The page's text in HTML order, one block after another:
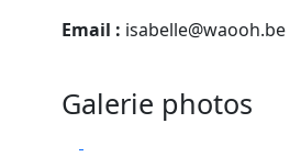
Email : isabelle@waooh.be
Galerie photos